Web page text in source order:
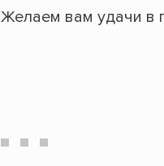
Желаем вам удачи в